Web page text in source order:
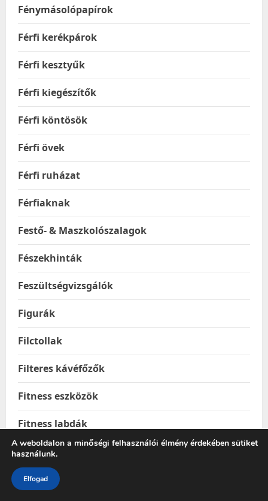
Fénymásolópapírok
Férfi kerékpárok
Férfi kesztyűk
Férfi kiegészítők
Férfi köntösök
Férfi övek
Férfi ruházat
Férfiaknak
Festő- & Maszkolószalagok
Fészekhinták
Feszültségvizsgálók
Figurák
Filctollak
Filteres kávéfőzők
Fitness eszközök
Fitness labdák
Foci és kézilabdakapuk
Fogasok
A weboldalon a minőségi felhasználói élmény érdekében sütiket
használunk.
Elfogad